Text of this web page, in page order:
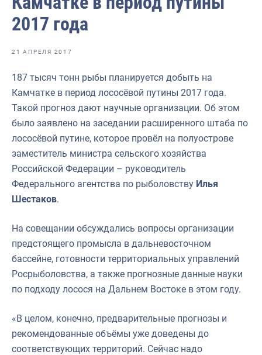
Отраслевые СМИ
Выставки и конференции
Научно-практическая литература
Рыбоохрана России
Отрасль в цифрах
Большая африканская экспедиция
Укрепление духовно-нравственных ценностей
События в России и мире
2017 года
21 АПРЕЛЯ 2017
187 тысяч тонн рыбы планируется добыть на
Камчатке в период лососёвой путины 2017 года.
Такой прогноз дают научные организации. Об этом
было заявлено на заседании расширенного штаба по
лососёвой путине, которое провёл на полуострове
заместитель министра сельского хозяйства
Российской Федерации – руководитель
Федерального агентства по рыболовству Илья
Шестаков.
На совещании обсуждались вопросы организации
предстоящего промысла в дальневосточном
бассейне, готовности территориальных управлений
Росрыболовства, а также прогнозные данные науки
по подходу лосося на Дальнем Востоке в этом году.
«В целом, конечно, предварительные прогнозы и
рекомендованные объёмы уже доведены до
соответствующих территорий. Сейчас надо